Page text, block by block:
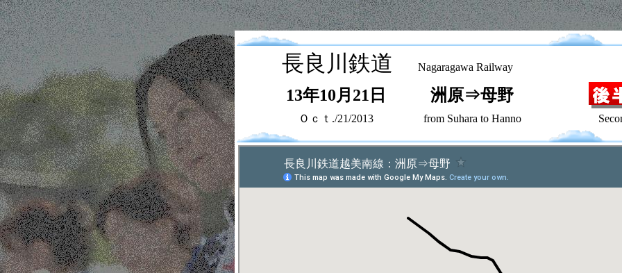
長良川鉄道 Nagaragawa Railway
13年10月21日 洲原⇒母野
Ｏｃｔ./21/2013 from Suhara to Hanno Second